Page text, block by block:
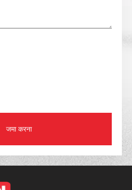
जमा करना